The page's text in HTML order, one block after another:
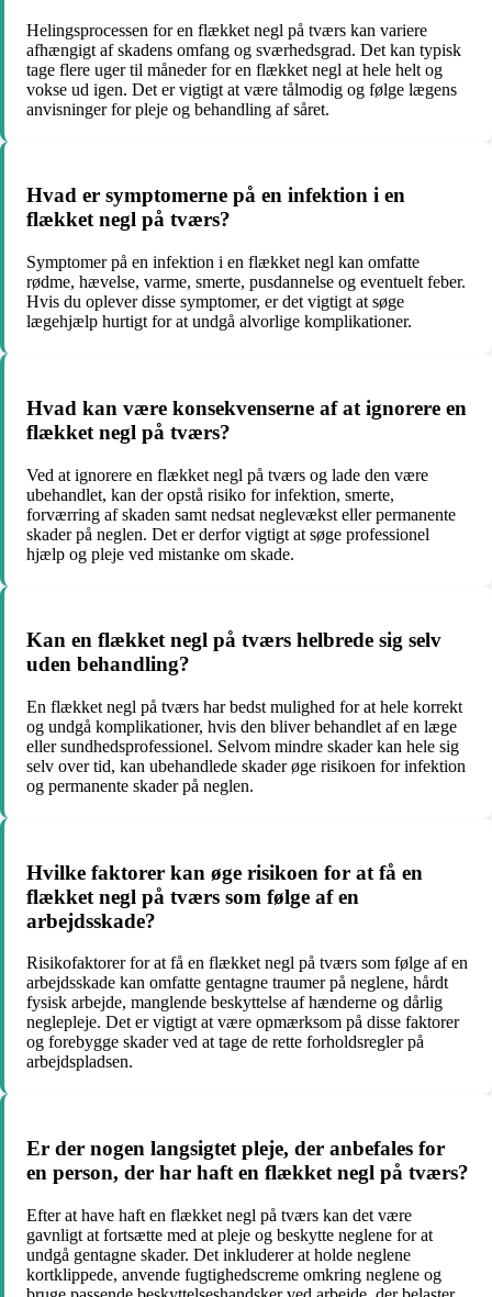
Helingsprocessen for en flækket negl på tværs kan variere
afhængigt af skadens omfang og sværhedsgrad. Det kan typisk
tage flere uger til måneder for en flækket negl at hele helt og
vokse ud igen. Det er vigtigt at være tålmodig og følge lægens
anvisninger for pleje og behandling af såret.
Hvad er symptomerne på en infektion i en
flækket negl på tværs?
Symptomer på en infektion i en flækket negl kan omfatte
rødme, hævelse, varme, smerte, pusdannelse og eventuelt feber.
Hvis du oplever disse symptomer, er det vigtigt at søge
lægehjælp hurtigt for at undgå alvorlige komplikationer.
Hvad kan være konsekvenserne af at ignorere en
flækket negl på tværs?
Ved at ignorere en flækket negl på tværs og lade den være
ubehandlet, kan der opstå risiko for infektion, smerte,
forværring af skaden samt nedsat neglevækst eller permanente
skader på neglen. Det er derfor vigtigt at søge professionel
hjælp og pleje ved mistanke om skade.
Kan en flækket negl på tværs helbrede sig selv
uden behandling?
En flækket negl på tværs har bedst mulighed for at hele korrekt
og undgå komplikationer, hvis den bliver behandlet af en læge
eller sundhedsprofessionel. Selvom mindre skader kan hele sig
selv over tid, kan ubehandlede skader øge risikoen for infektion
og permanente skader på neglen.
Hvilke faktorer kan øge risikoen for at få en
flækket negl på tværs som følge af en
arbejdsskade?
Risikofaktorer for at få en flækket negl på tværs som følge af en
arbejdsskade kan omfatte gentagne traumer på neglene, hårdt
fysisk arbejde, manglende beskyttelse af hænderne og dårlig
neglepleje. Det er vigtigt at være opmærksom på disse faktorer
og forebygge skader ved at tage de rette forholdsregler på
arbejdspladsen.
Er der nogen langsigtet pleje, der anbefales for
en person, der har haft en flækket negl på tværs?
Efter at have haft en flækket negl på tværs kan det være
gavnligt at fortsætte med at pleje og beskytte neglene for at
undgå gentagne skader. Det inkluderer at holde neglene
kortklippede, anvende fugtighedscreme omkring neglene og